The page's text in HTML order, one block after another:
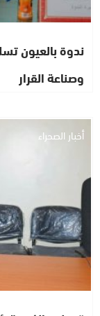
ندوة بالعيون
وصناعة القرار
أخبار الصحراء